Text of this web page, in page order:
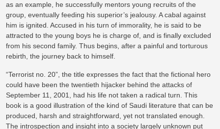
as an example, he successfully mentors young recruits of the
group, eventually feeding his superior’s jealousy. A cabal against
him is ignited. Accused in his turn of immorality, he is said to be
attracted to the young boys he is charge of, and is finally excluded
from his second family. Thus begins, after a painful and torturous
rebirth, the journey back to himself.
“Terrorist no. 20”, the title expresses the fact that the fictional hero
could have been the twentieth hijacker behind the attacks of
September 11, 2001, had his life not taken a radical turn. This
book is a good illustration of the kind of Saudi literature that can be
produced, harsh and straightforward, yet not translated enough.
The introspection and insight into a society largely unknown put